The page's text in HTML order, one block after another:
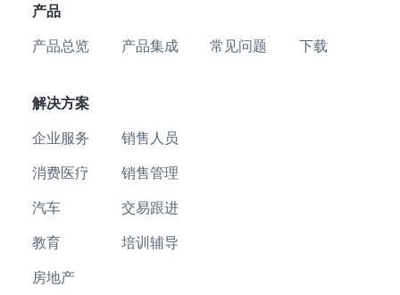
产品
产品总览 产品集成 常见问题 下载
解决方案
企业服务
消费医疗
汽车
教育
房地产
销售人员
销售管理
交易跟进
培训辅导